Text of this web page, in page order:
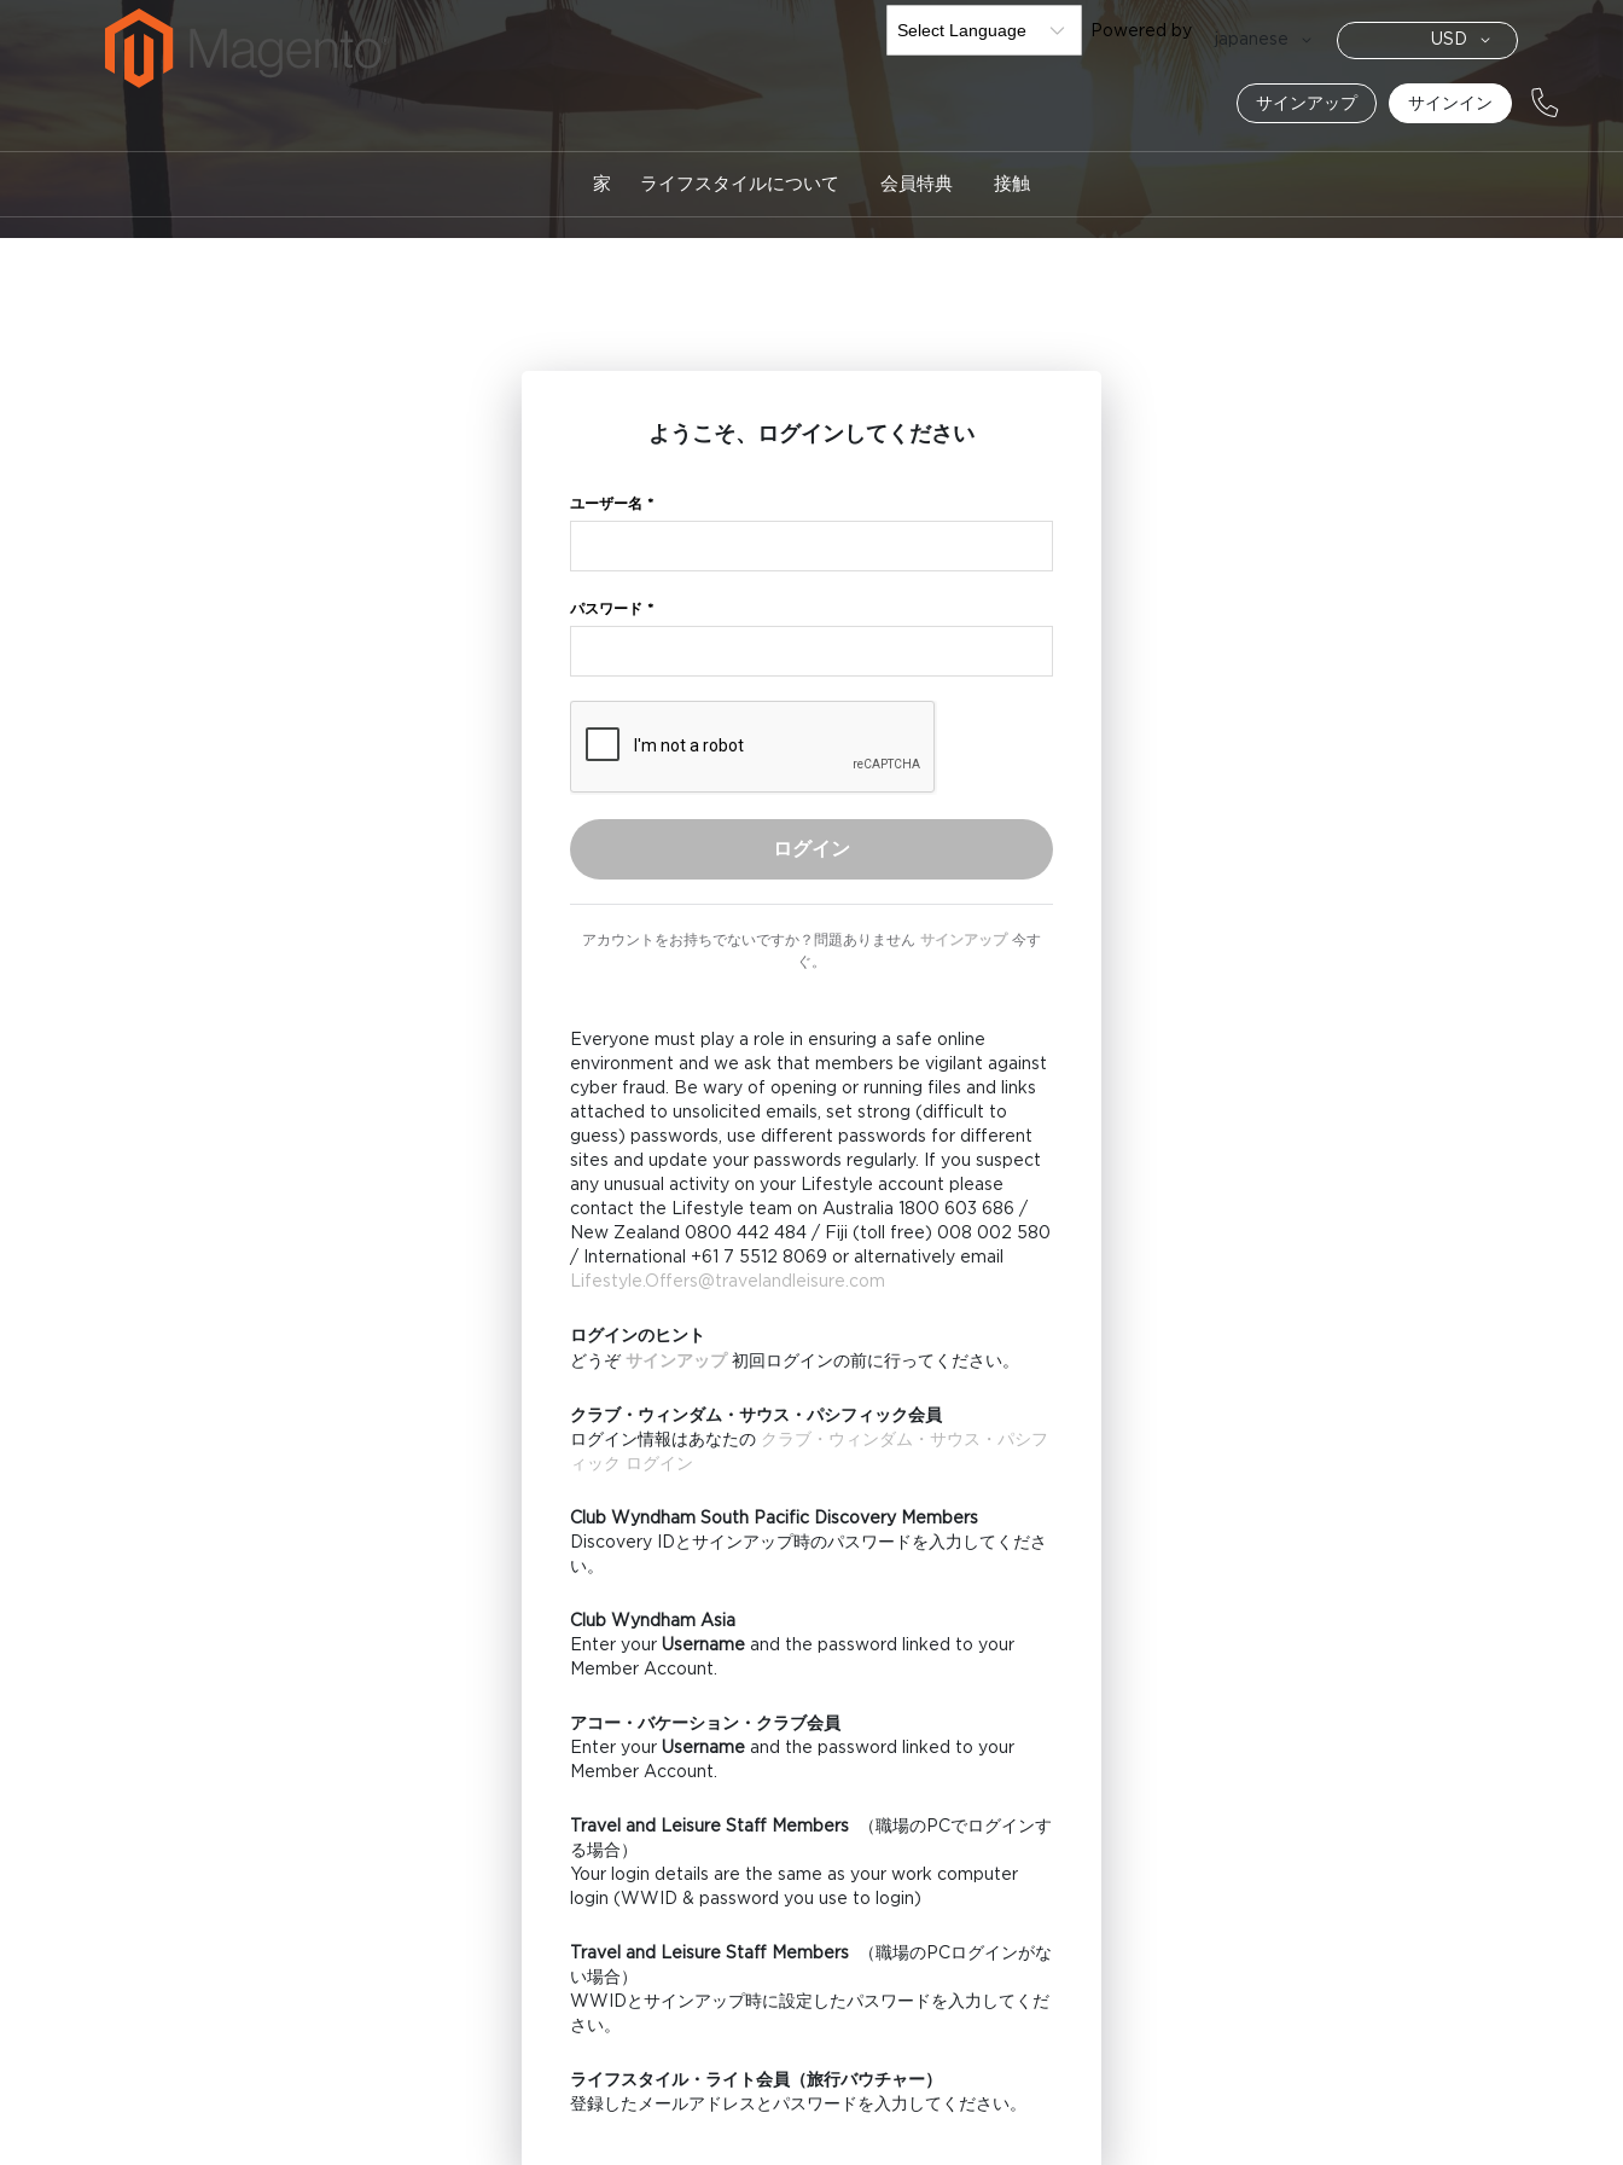
Powered by
言
japanese
通
貨
USD
サインアップ サインイン
家 ライフスタイルについて 会員特典 接触
ようこそ、ログインしてください
ユーザー名 *
パスワード *
ログイン
アカウントをお持ちでないですか？問題ありません サインアップ今す
ぐ。
Everyone must play a role in ensuring a safe online
environment and we ask that members be vigilant against
cyber fraud. Be wary of opening or running files and links
attached to unsolicited emails, set strong (difficult to
guess) passwords, use different passwords for different
sites and update your passwords regularly. If you suspect
any unusual activity on your Lifestyle account please
contact the Lifestyle team on Australia 1800 603 686 /
New Zealand 0800 442 484 / Fiji (toll free) 008 002 580
/ International +61 7 5512 8069 or alternatively email
Lifestyle.Offers@travelandleisure.com
ログインのヒント
どうぞサインアップ初回ログインの前に行ってください。
クラブ・ウィンダム・サウス・パシフィック会員
ログイン情報はあなたの クラブ・ウィンダム・サウス・パシフ
ィック ログイン
Club Wyndham South Pacific Discovery Members
Discovery IDとサインアップ時のパスワードを入力してくださ
い。
Club Wyndham Asia
Enter your Username and the password linked to your
Member Account.
アコー・バケーション・クラブ会員
Enter your Username and the password linked to your
Member Account.
Travel and Leisure Staff Members
（職場のPCでログインす
る場合）
Your login details are the same as your work computer
login (WWID & password you use to login)
Travel and Leisure Staff Members
（職場のPCログインがな
い場合）
WWIDとサインアップ時に設定したパスワードを入力してくだ
さい。
ライフスタイル・ライト会員（旅行バウチャー）
登録したメールアドレスとパスワードを入力してください。